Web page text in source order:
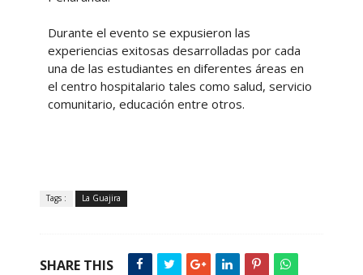
Durante el evento se expusieron las
experiencias exitosas desarrolladas por cada
una de las estudiantes en diferentes áreas en
el centro hospitalario tales como salud, servicio
comunitario, educación entre otros.
Tags : La Guajira
SHARE THIS